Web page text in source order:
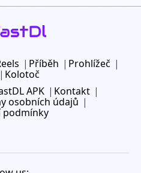
Příběh
Prohlížeč
Kolotoč
APK
Kontakt
osobních údajů
podmínky